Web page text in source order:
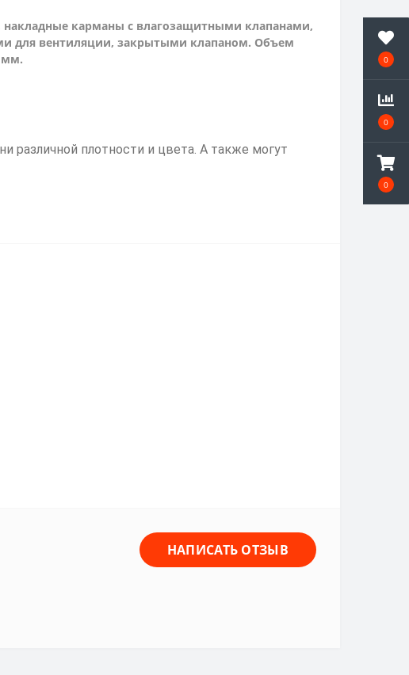
0
0
0
карманы с влагозащитными клапанами,
для вентиляции, закрытыми клапаном. Объем
мм.
плотности и цвета. А также могут
НАПИСАТЬ ОТЗЫВ